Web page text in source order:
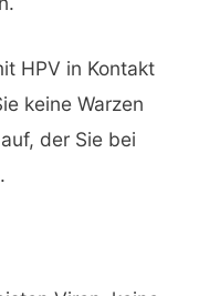
HPV in Kontakt
keine Warzen
der Sie bei